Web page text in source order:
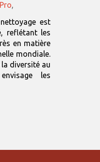
,
est
reflétant les
en matière
mondiale.
diversité au
les